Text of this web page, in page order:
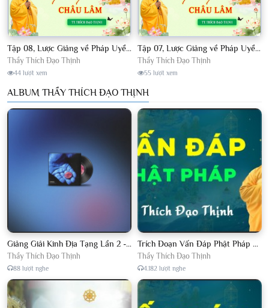
Tập 08, Lược Giảng về Pháp Uyển Châu Lâm, Chủ giảng TT. Thích Đạo Thịnh.
Thầy Thích Đạo Thịnh
44 lượt xem
Tập 07, Lược Giảng về Pháp Uyển Châu Lâm, Chủ giảng TT Thích Đạo Thịnh
Thầy Thích Đạo Thịnh
55 lượt xem
ALBUM THẦY THÍCH ĐẠO THỊNH
Giảng Giải Kinh Địa Tạng Lần 2 - Thầy Thích Đạo Thịnh - Diệu Pháp Khai Tâm
Thầy Thích Đạo Thịnh
88 lượt nghe
Trích Đoạn Vấn Đáp Phật Pháp 2022
Thầy Thích Đạo Thịnh
4.182 lượt nghe